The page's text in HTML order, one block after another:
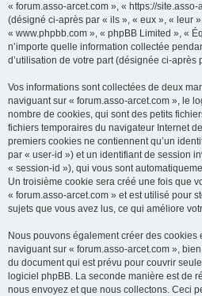
« forum.asso-arcet.com », « https://
(désigné ci-après par « ils », « eux », « leur
« www.phpbb.com », « phpBB Limited », «
n’importe quelle information collectée
d’utilisation de votre part (désignée ci-après
Vos informations sont collectées de deux
naviguant sur « forum.asso-arcet.com », le
nombre de cookies, qui sont des petits
fichiers temporaires du navigateur Internet
premiers cookies ne contiennent qu’un
par « user-id ») et un identifiant de session
« session-id »), qui vous sont
Un troisième cookie sera créé une fois que
« forum.asso-arcet.com » et est utilisé pour
sujets que vous avez lus, ce qui améliore
Nous pouvons également créer des
naviguant sur « forum.asso-arcet.com »,
du document qui est prévu pour couvrir
logiciel phpBB. La seconde manière est de
nous envoyez et que nous collectons. Ceci